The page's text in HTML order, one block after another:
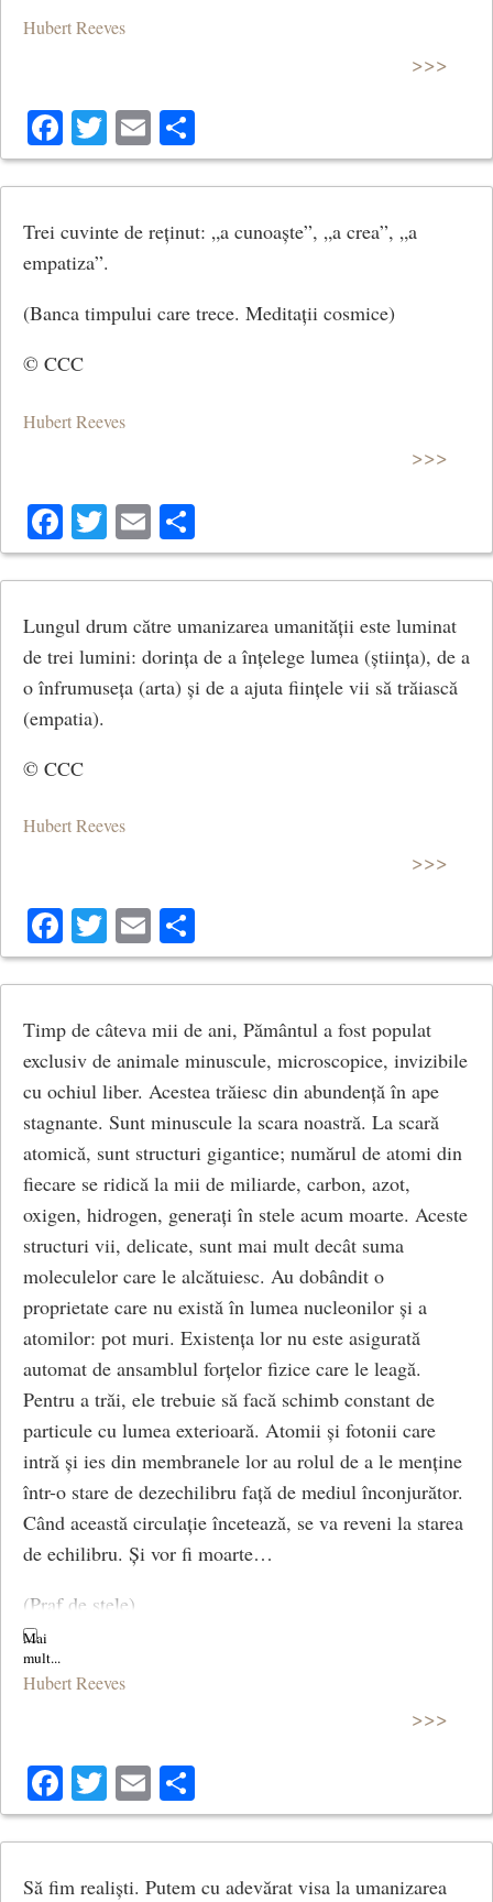
Hubert Reeves
>>>
Facebook
Twitter
Email
Trei cuvinte de reținut: „a cunoaște”, „a crea”, „a
empatiza”.
(Banca timpului care trece. Meditații cosmice)
© CCC
Hubert Reeves
>>>
Facebook
Twitter
Email
Lungul drum către umanizarea umanității este luminat
de trei lumini: dorința de a înțelege lumea (știința), de a
o înfrumuseța (arta) și de a ajuta ființele vii să trăiască
(empatia).
© CCC
Hubert Reeves
>>>
Facebook
Twitter
Email
Timp de câteva mii de ani, Pământul a fost populat
exclusiv de animale minuscule, microscopice, invizibile
cu ochiul liber. Acestea trăiesc din abundență în ape
stagnante. Sunt minuscule la scara noastră. La scară
atomică, sunt structuri gigantice; numărul de atomi din
fiecare se ridică la mii de miliarde, carbon, azot,
oxigen, hidrogen, generați în stele acum moarte. Aceste
structuri vii, delicate, sunt mai mult decât suma
moleculelor care le alcătuiesc. Au dobândit o
proprietate care nu există în lumea nucleonilor și a
atomilor: pot muri. Existența lor nu este asigurată
automat de ansamblul forțelor fizice care le leagă.
Pentru a trăi, ele trebuie să facă schimb constant de
particule cu lumea exterioară. Atomii și fotonii care
intră și ies din membranele lor au rolul de a le menține
într-o stare de dezechilibru față de mediul înconjurător.
Când această circulație încetează, se va reveni la starea
de echilibru. Și vor fi moarte…
(Praf de stele)
© CCC
Hubert Reeves
>>>
Facebook
Twitter
Email
Să fim realiști. Putem cu adevărat visa la umanizarea